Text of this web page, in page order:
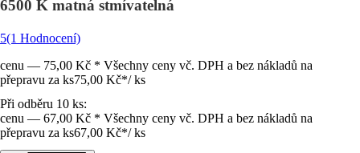
6500 K matná stmívatelná
5(1 Hodnocení)
cenu — 75,00 Kč * Všechny ceny vč. DPH a bez nákladů na
přepravu za ks75,00 Kč*/ ks
Při odběru 10 ks:
cenu — 67,00 Kč * Všechny ceny vč. DPH a bez nákladů na
přepravu za ks67,00 Kč*/ ks